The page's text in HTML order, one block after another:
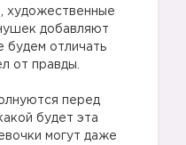
художественные
добавляют
будем отличать
от правды.
перед
будет эта
могут даже